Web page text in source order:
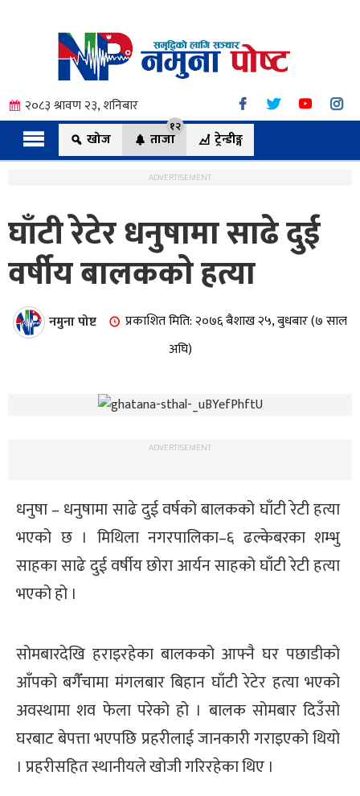
२०८३ श्रावण २३, शनिबार
खोज
ताजा
१२
ट्रेन्डीङ्ग
ADVERTISEMENT
घाँटी रेटेर धनुषामा साढे दुई
वर्षीय बालककाे हत्या
नमुना पोष्ट
प्रकाशित मिति: २०७६ बैशाख २५, बुधबार (७ साल
अघि)
ADVERTISEMENT
धनुषा – धनुषामा साढे दुई वर्षको बालकको घाँटी रेटी हत्या
भएको छ । मिथिला नगरपालिका–६ ढल्केबरका शम्भु
साहका साढे दुई वर्षीय छोरा आर्यन साहको घाँटी रेटी हत्या
भएको हो ।
सोमबारदेखि हराइरहेका बालकको आफ्नै घर पछाडीको
आँपको बगैँचामा मंगलबार बिहान घाँटी रेटेर हत्या भएको
अवस्थामा शव फेला परेको हो । बालक सोमबार दिउँसो
घरबाट बेपत्ता भएपछि प्रहरीलाई जानकारी गराइएको थियो
। प्रहरीसहित स्थानीयले खोजी गरिरहेका थिए ।